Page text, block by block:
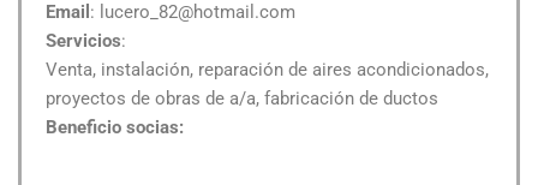
Email : lucero_82@hotmail.com
Servicios:
Venta, instalación, reparación de aires acondicionados,
proyectos de obras de a/a, fabricación de ductos
Beneficio socias: